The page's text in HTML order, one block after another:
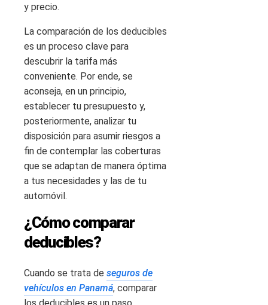
y precio.
La comparación de los deducibles
es un proceso clave para
descubrir la tarifa más
conveniente. Por ende, se
aconseja, en un principio,
establecer tu presupuesto y,
posteriormente, analizar tu
disposición para asumir riesgos a
fin de contemplar las coberturas
que se adaptan de manera óptima
a tus necesidades y las de tu
automóvil.
¿Cómo comparar
deducibles?
Cuando se trata de seguros de
vehículos en Panamá, comparar